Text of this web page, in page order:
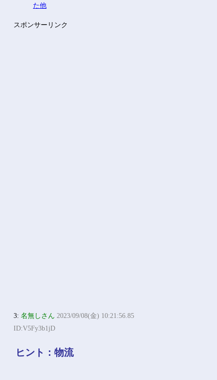
た他
スポンサーリンク
3:名無しさん 2023/09/08(金) 10:21:56.85
ID:V5Fy3b1jD
ヒント：物流